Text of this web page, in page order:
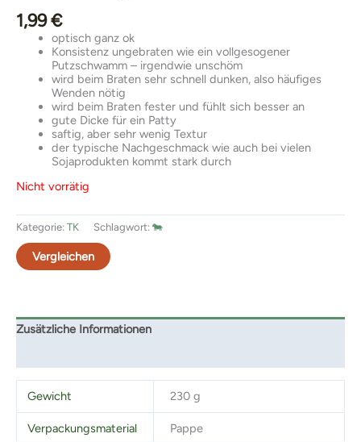
1,99€
optisch ganz ok
Konsistenz ungebraten wie ein vollgesogener
Putzschwamm – irgendwie unschöm
wird beim Braten sehr schnell dunken, also häufiges
Wenden nötig
wird beim Braten fester und fühlt sich besser an
gute Dicke für ein Patty
saftig, aber sehr wenig Textur
der typische Nachgeschmack wie auch bei vielen
Sojaprodukten kommt stark durch
Nicht vorrätig
Kategorie: TK Schlagwort: 🐄
Vergleichen
Zusätzliche Informationen
Gewicht 230 g
Verpackungsmaterial Pappe